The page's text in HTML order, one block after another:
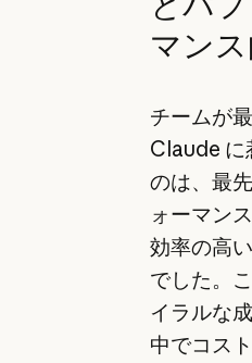
マン
チームが
Claude に
のは、最
ォーマン
効率の高
でした。
イラルな
中でコス